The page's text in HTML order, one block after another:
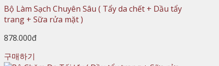
Bộ Làm Sạch Chuyên Sâu ( Tẩy da chết + Dầu tẩy
trang + Sữa rửa mặt )
878.000đ
구매하기